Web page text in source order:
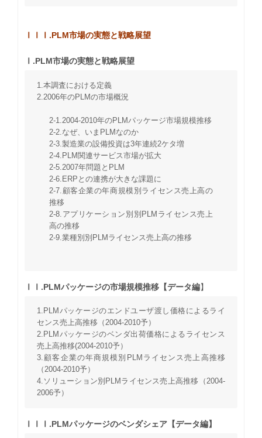
ⅠⅠⅠ.PLM市場の実態と戦略展望
Ⅰ.PLM市場の実態と戦略展望
1.本調査における定義
2.2006年のPLMの市場概況
2-1.2004-2010年のPLMパッケージ市場規模推移
2-2.なぜ、いまPLMなのか
2-3.製造業の設備投資は3年連続2ケタ増
2-4.PLM関連サービス市場が拡大
2-5.2007年問題とPLM
2-6.ERPとの連携が大きな課題に
2-7.顧客企業の年商規模別ライセンス売上高の
推移
2-8.アプリケーション別別PLMライセンス売上
高の推移
2-9.業種別別PLMライセンス売上高の推移
ⅠⅠ.PLMパッケージの市場規模推移【データ編】
1.PLMパッケージのエンドユーザ渡し価格によるライ
センス売上高推移（2004-2010予）
2.PLMパッケージのベンダ出荷価格によるライセンス
売上高推移(2004-2010予）
3.顧客企業の年商規模別PLMライセンス売上高推移
（2004-2010予）
4.ソリューション別PLMライセンス売上高推移（2004-
2006予）
ⅠⅠⅠ.PLMパッケージのベンダシェア【データ編】